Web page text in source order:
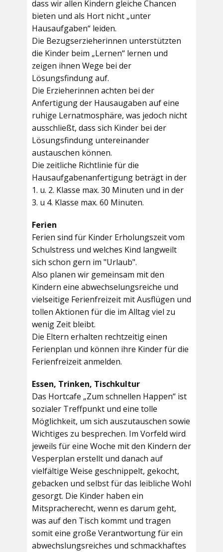
dass wir allen Kindern gleiche Chancen
bieten und als Hort nicht „unter
Hausaufgaben“ leiden.
Die Bezugserzieherinnen unterstützten
die Kinder beim „Lernen“ lernen und
zeigen ihnen Wege bei der
Lösungsfindung auf.
Die Erzieherinnen achten bei der
Anfertigung der Hausaugaben auf eine
ruhige Lernatmosphäre, was jedoch nicht
ausschließt, dass sich Kinder bei der
Lösungsfindung untereinander
austauschen können.
Die zeitliche Richtlinie für die
Hausaufgabenanfertigung beträgt in der
1. u. 2. Klasse max. 30 Minuten und in der
3. u 4. Klasse max. 60 Minuten.
Ferien
Ferien sind für Kinder Erholungszeit vom
Schulstress und welches Kind langweilt
sich schon gern im "Urlaub".
Also planen wir gemeinsam mit den
Kindern eine abwechselungsreiche und
vielseitige Ferienfreizeit mit Ausflügen und
tollen Aktionen für die im Alltag viel zu
wenig Zeit bleibt.
Die Eltern erhalten rechtzeitig einen
Ferienplan und können ihre Kinder für die
Ferienfreizeit anmelden.
Essen, Trinken, Tischkultur
Das Hortcafe „Zum schnellen Happen“ ist
sozialer Treffpunkt und eine tolle
Möglichkeit, um sich auszutauschen sowie
Wichtiges zu besprechen. Im Vorfeld wird
jeweils für eine Woche mit den Kindern der
Vesperplan erstellt und danach auf
vielfältige Weise geschnippelt, gekocht,
gebacken und selbst für das leibliche Wohl
gesorgt. Die Kinder haben ein
Mitspracherecht, wenn es darum geht,
was auf den Tisch kommt und tragen
somit eine große Verantwortung für ein
abwechslungsreiches und schmackhaftes